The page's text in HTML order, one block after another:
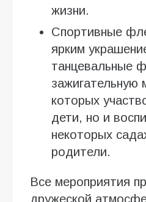
жизни.
Спортивные
ярким
танцевальные
зажигательную
которых
дети, но и
некоторых
родители.
Все мероприятия
дружеской